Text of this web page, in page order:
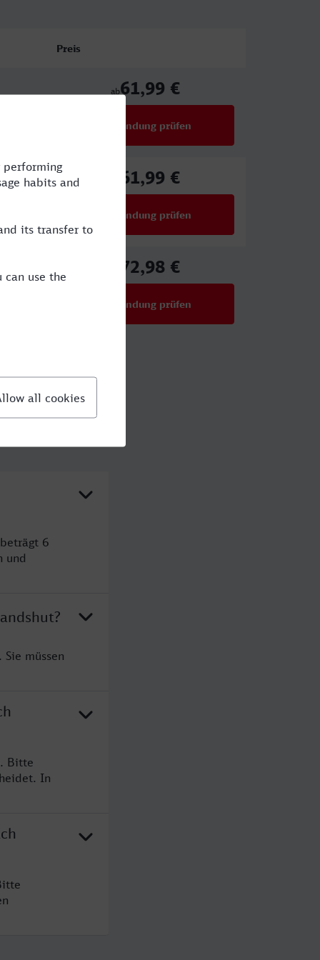
Preis
ab61,99 €
Verbindung prüfen
61,99 €
Verbindung prüfen
72,98 €
Verbindung prüfen
6
und
müssen
Bitte
In